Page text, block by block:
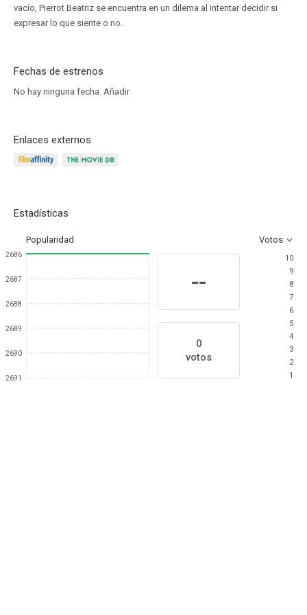
vacío, Pierrot Beatriz se encuentra en un dilema al intentar decidir si
expresar lo que siente o no.
Fechas de estrenos
No hay ninguna fecha. Añadir
Enlaces externos
Estadísticas
Popularidad Votos
2686
2687
2688
2689
2690
2691
--
0
votos
10
9
8
7
6
5
4
3
2
1